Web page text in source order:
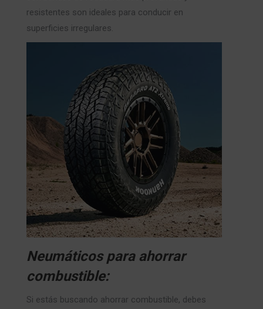
resistentes son ideales para conducir en
superficies irregulares.
Neumáticos para ahorrar
combustible:
Si estás buscando ahorrar combustible, debes